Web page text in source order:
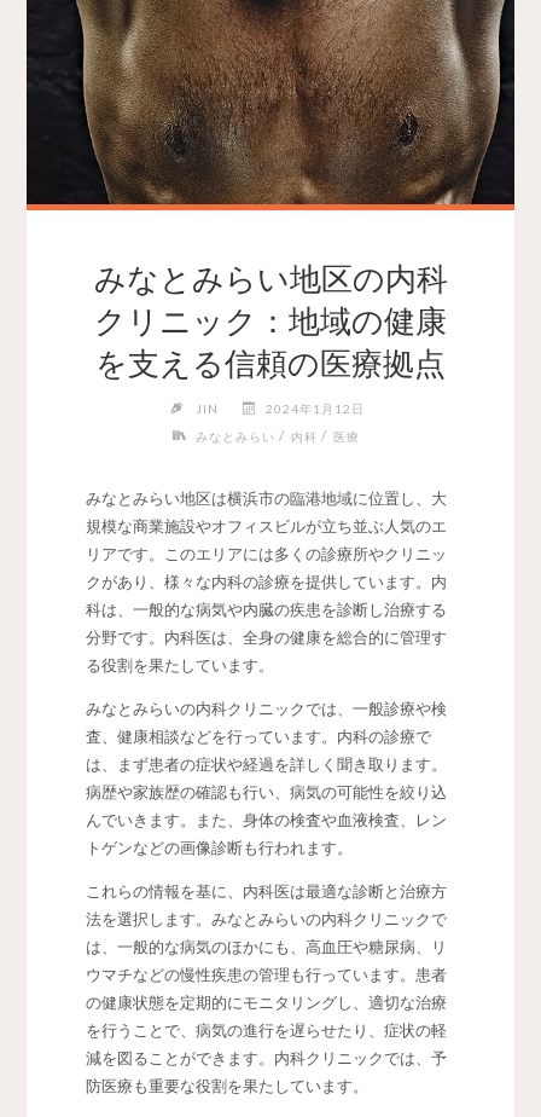
みなとみらい地区の内科
クリニック：地域の健康
を支える信頼の医療拠点
JIN
2024年1月12日
みなとみらい / 内科 / 医療
みなとみらい地区は横浜市の臨港地域に位置し、大
規模な商業施設やオフィスビルが立ち並ぶ人気のエ
リアです。 このエリアには多くの診療所やクリニッ
クがあり、様々な内科の診療を提供しています。内
科は、一般的な病気や内臓の疾患を診断し治療する
分野です。内科医は、全身の健康を総合的に管理す
る役割を果たしています。
みなとみらいの内科クリニックでは、一般診療や検
査、健康相談などを行っています。内科の診療で
は、まず患者の症状や経過を詳しく聞き取ります。
病歴や家族歴の確認も行い、病気の可能性を絞り込
んでいきます。また、身体の検査や血液検査、レン
トゲンなどの画像診断も行われます。
これらの情報を基に、内科医は最適な診断と治療方
法を選択します。みなとみらいの内科クリニックで
は、一般的な病気のほかにも、高血圧や糖尿病、リ
ウマチなどの慢性疾患の管理も行っています。患者
の健康状態を定期的にモニタリングし、適切な治療
を行うことで、病気の進行を遅らせたり、症状の軽
減を図ることができます。内科クリニックでは、予
防医療も重要な役割を果たしています。